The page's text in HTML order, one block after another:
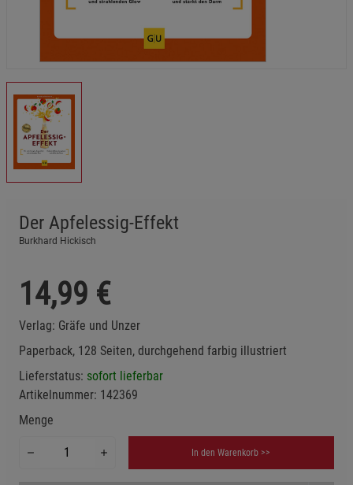
Der Apfelessig-Effekt
Burkhard Hickisch
14,99 €
Verlag: Gräfe und Unzer
Paperback, 128 Seiten, durchgehend farbig illustriert
Lieferstatus: sofort lieferbar
Artikelnummer: 142369
Menge
In den Warenkorb >>